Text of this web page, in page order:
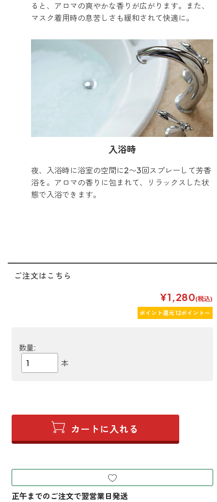
ると、アロマの爽やかな香りが広がります。また、
マスク着用時の息苦しさも緩和されて快適に。
入浴時
夜、入浴時に浴室の空間に2〜3回スプレーして芳香
浴を。アロマの香りに包まれて、リラックスした状
態で入浴できます。
ご注文はこちら
¥1,280(税込)
ポイント還元 12ポイント〜
数量:
本